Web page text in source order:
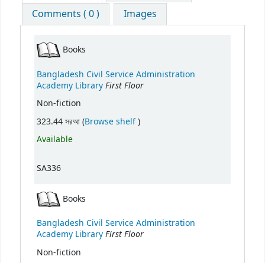
Comments ( 0 )
Images
Books
Bangladesh Civil Service Administration
Academy LibraryFirst Floor
Non-fiction
323.44 সরআ (Browse shelf(Opens below)
)
Available
SA336
Books
Bangladesh Civil Service Administration
Academy LibraryFirst Floor
Non-fiction